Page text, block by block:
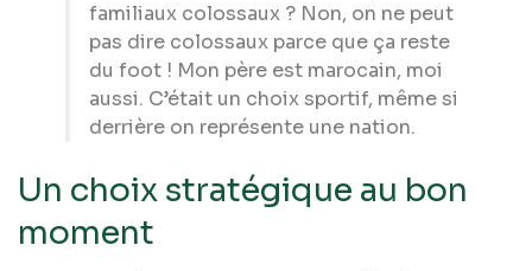
familiaux colossaux ? Non, on ne peut
pas dire colossaux parce que ça reste
du foot ! Mon père est marocain, moi
aussi. C’était un choix sportif, même si
derrière on représente une nation.
Un choix stratégique au bon
moment